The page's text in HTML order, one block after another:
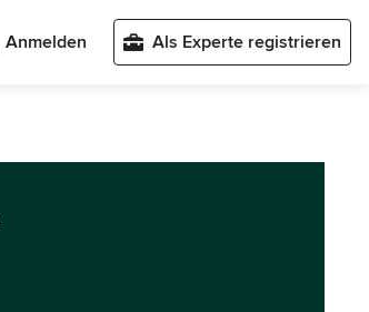
Anmelden Als Experte registrieren